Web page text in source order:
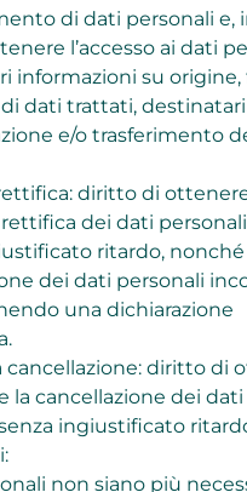
di dati personali e,
l’accesso ai dati
informazioni su origine,
dati trattati,
e/o trasferimento
diritto di ottenere
rettifica dei dati
ritardo, nonché
dei dati personali
una dichiarazione
cancellazione: diritto di
la cancellazione dei dati
ingiustificato
non siano più